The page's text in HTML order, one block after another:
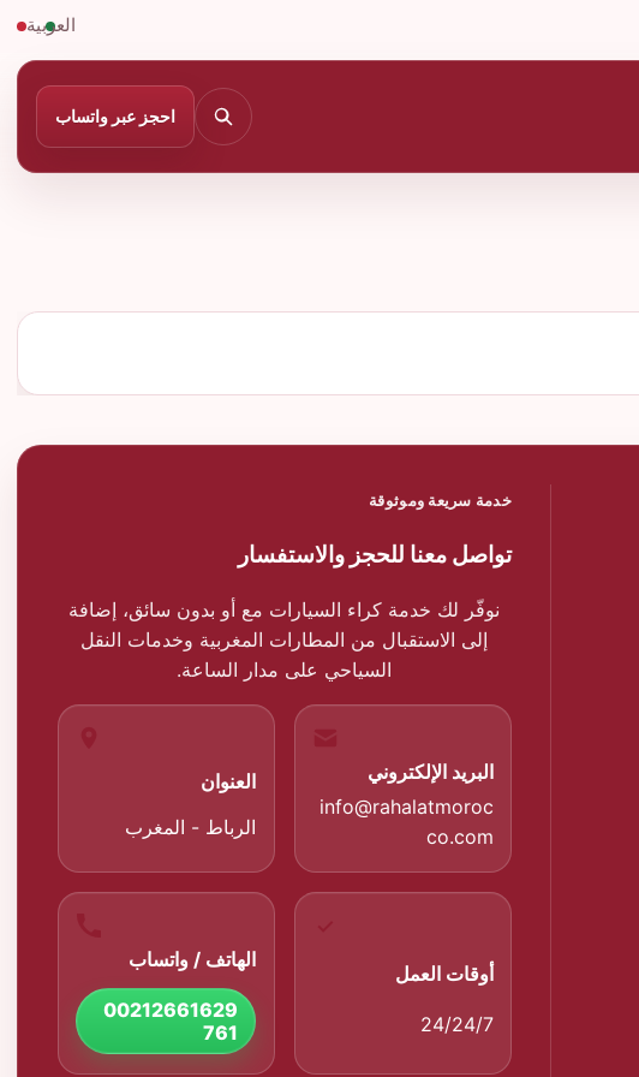
العربية
احجز عبر واتساب
خدمة سريعة وموثوقة
تواصل معنا للحجز والاستفسار
نوفّر لك خدمة كراء السيارات مع أو بدون سائق، إضافة
إلى الاستقبال من المطارات المغربية وخدمات النقل
السياحي على مدار الساعة.
العنوان
الرباط - المغرب
البريد الإلكتروني
info@rahalatmoroc
co.com
الهاتف / واتساب
00212661629
761
أوقات العمل
24/24/7